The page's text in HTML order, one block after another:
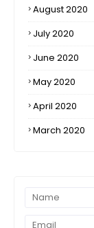
August 2020
July 2020
June 2020
May 2020
April 2020
March 2020